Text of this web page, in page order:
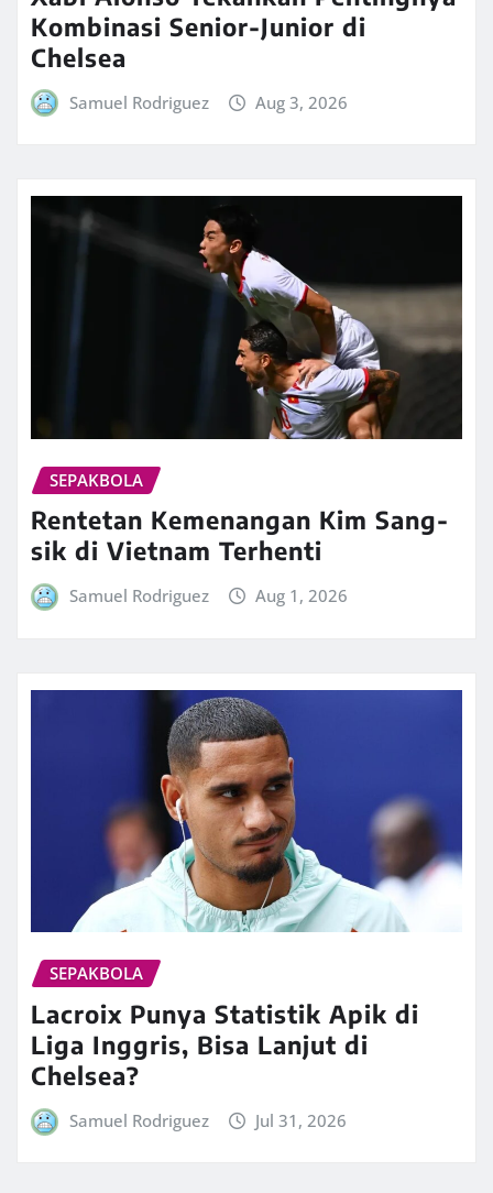
Kombinasi Senior-Junior di
Chelsea
Samuel Rodriguez Aug 3, 2026
SEPAKBOLA
Rentetan Kemenangan Kim Sang-
sik di Vietnam Terhenti
Samuel Rodriguez Aug 1, 2026
SEPAKBOLA
Lacroix Punya Statistik Apik di
Liga Inggris, Bisa Lanjut di
Chelsea?
Samuel Rodriguez Jul 31, 2026